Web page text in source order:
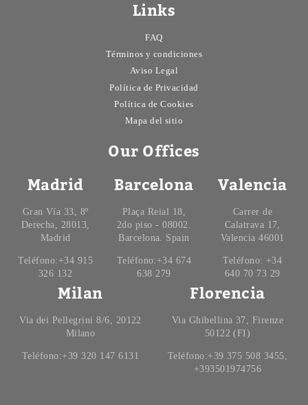
Links
FAQ
Términos y condiciones
Aviso Legal
Política de Privacidad
Política de Cookies
Mapa del sitio
Our Offices
Madrid
Gran Vía 33, 8º
Derecha, 28013,
Madrid
Teléfono:+34 915
326 132
Barcelona
Plaça Reial 18,
2do piso - 08002.
Barcelona. Spain
Teléfono:+34 674
638 279
Valencia
Carrer de
Calatrava 17,
Valencia 46001
Teléfono: +34
640 70 73 29
Milan
Via dei Pellegrini 8/6, 20122
Milano
Teléfono:+39 320 147 6131
Florencia
Via Ghibellina 37, Firenze
50122 (FI)
Teléfono:+39 375 508 3455,
+393501974756